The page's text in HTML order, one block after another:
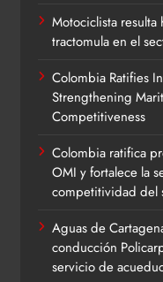
Motociclista
tractomula en el
Colombia Ratifies
Strengthening
Competitiveness
Colombia ratifica
OMI y fortalece la
competitividad del
Aguas de
conducción
servicio de